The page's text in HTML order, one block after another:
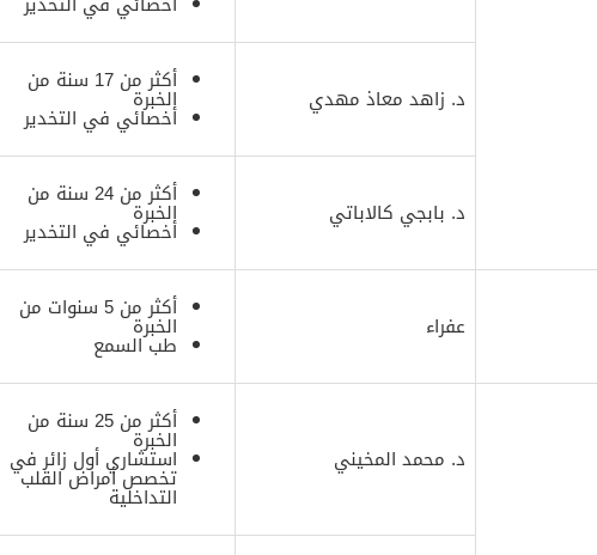
د. زاهد معاذ مهدي
أكثر من 17 سنة من
الخبرة
أخصائي في التخدير
د. بابجي كالاباتي
أكثر من 24 سنة من
الخبرة
أخصائي في التخدير
عفراء
أكثر من 5 سنوات من
الخبرة
طب السمع
د. محمد المخيني
أكثر من 25 سنة من
الخبرة
استشاري أول زائر في
تخصص أمراض القلب
التداخلية